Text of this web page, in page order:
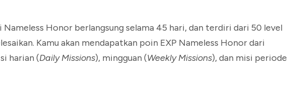
Nameless Honor berlangsung selama 45 hari, dan terdiri dari 50 level
Kamu akan mendapatkan poin EXP Nameless Honor dari
harian (Daily Missions), mingguan (Weekly Missions), dan misi periode